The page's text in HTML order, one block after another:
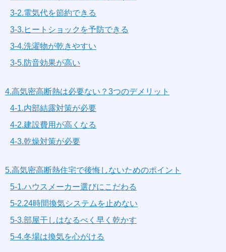
3-2.電気代を節約できる
3-3.ヒートショックを予防できる
3-4.洗濯物が乾きやすい
3-5.防音効果が高い
4.高気密高断熱は必要ない？3つのデメリット
4-1.内部結露対策が必要
4-2.建設費用が高くなる
4-3.乾燥対策が必要
5.高気密高断熱住宅で後悔しないためのポイント
5-1.ハウスメーカー選びにこだわる
5-2.24時間換気システムを止めない
5-3.部屋干しはなるべく早く乾かす
5-4.冬場は換気を心がける